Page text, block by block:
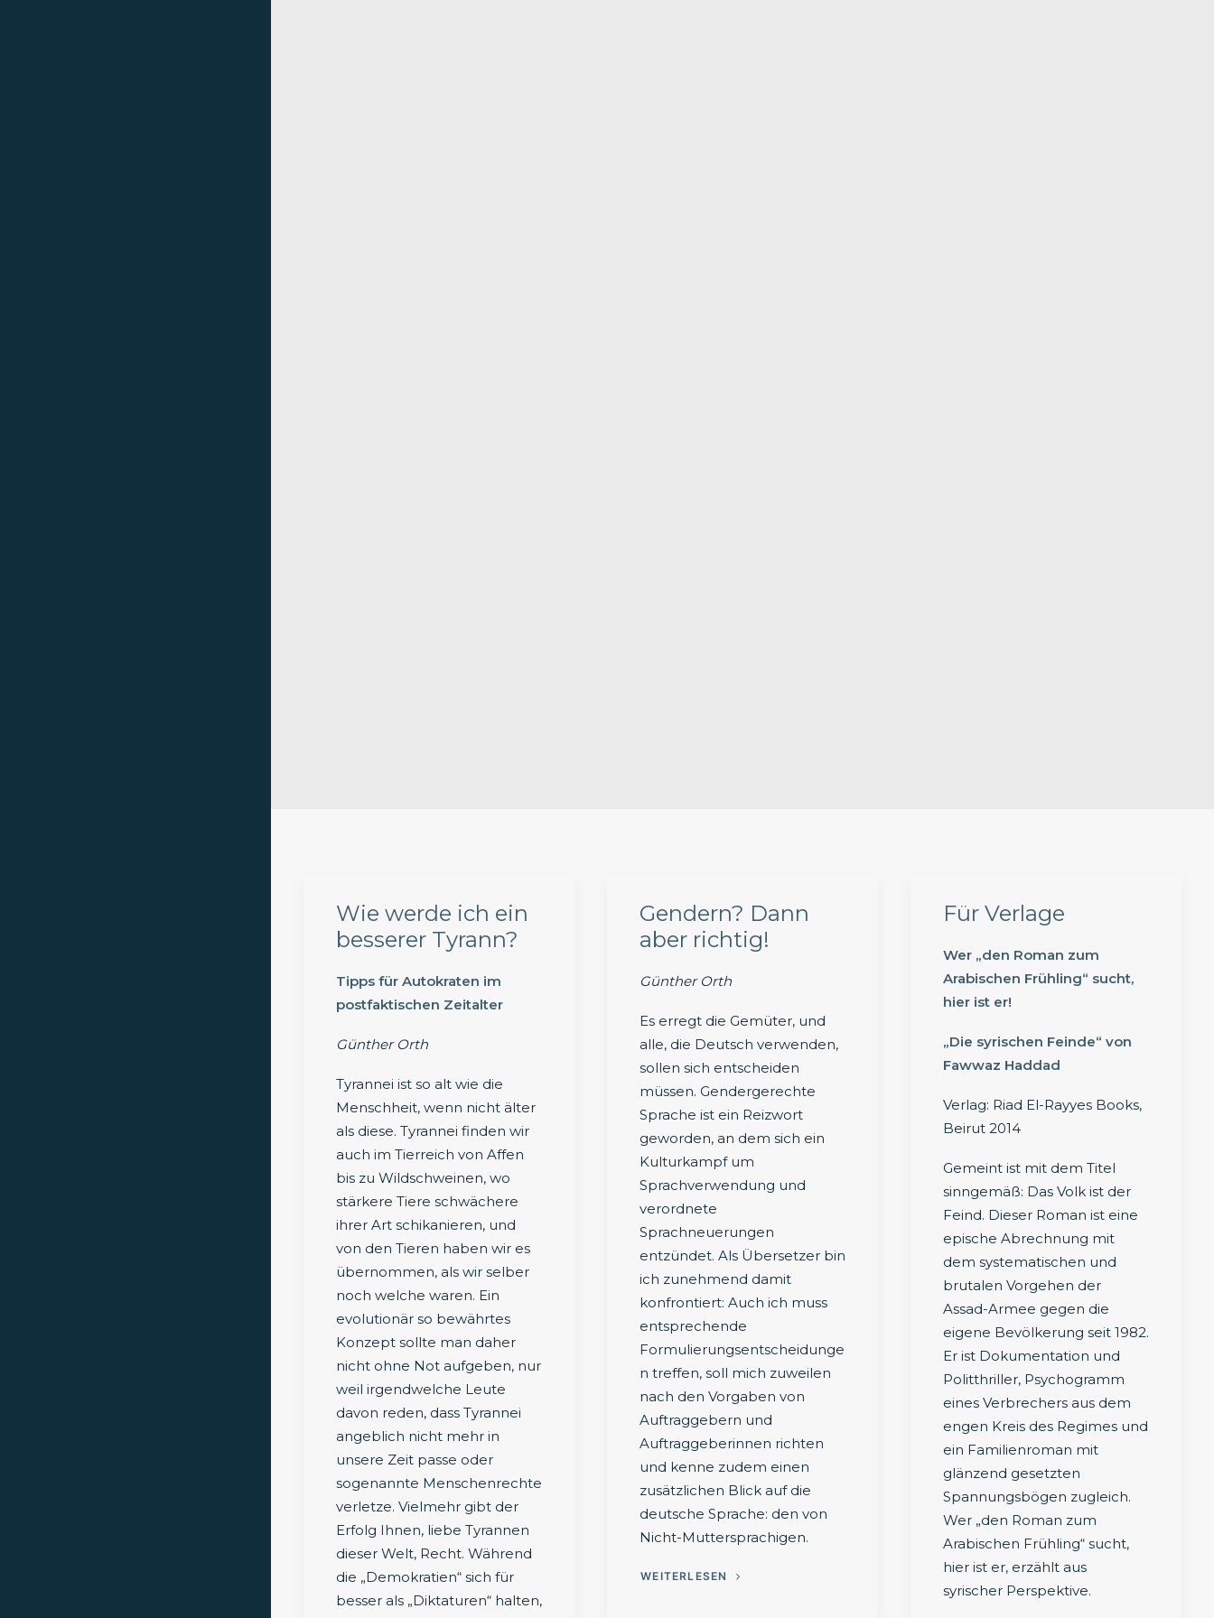
Wie werde ich ein
besserer Tyrann?
Tipps für Autokraten im
postfaktischen Zeitalter
Günther Orth
Tyrannei ist so alt wie die
Menschheit, wenn nicht älter
als diese. Tyrannei finden wir
auch im Tierreich von Affen
bis zu Wildschweinen, wo
stärkere Tiere schwächere
ihrer Art schikanieren, und
von den Tieren haben wir es
übernommen, als wir selber
noch welche waren. Ein
evolutionär so bewährtes
Konzept sollte man daher
nicht ohne Not aufgeben, nur
weil irgendwelche Leute
davon reden, dass Tyrannei
angeblich nicht mehr in
unsere Zeit passe oder
sogenannte Menschenrechte
verletze. Vielmehr gibt der
Erfolg Ihnen, liebe Tyrannen
dieser Welt, Recht. Während
die „Demokratien“ sich für
besser als „Diktaturen“ halten,
Gendern? Dann
aber richtig!
Günther Orth
Es erregt die Gemüter, und
alle, die Deutsch verwenden,
sollen sich entscheiden
müssen. Gendergerechte
Sprache ist ein Reizwort
geworden, an dem sich ein
Kulturkampf um
Sprachverwendung und
verordnete
Sprachneuerungen
entzündet. Als Übersetzer bin
ich zunehmend damit
konfrontiert: Auch ich muss
entsprechende
Formulierungsentscheidunge
n treffen, soll mich zuweilen
nach den Vorgaben von
Auftraggebern und
Auftraggeberinnen richten
und kenne zudem einen
zusätzlichen Blick auf die
deutsche Sprache: den von
Nicht-Muttersprachigen.
WEITERLESEN
Für Verlage
Wer „den Roman zum
Arabischen Frühling“ sucht,
hier ist er!
„Die syrischen Feinde“ von
Fawwaz Haddad
Verlag: Riad El-Rayyes Books,
Beirut 2014
Gemeint ist mit dem Titel
sinngemäß: Das Volk ist der
Feind. Dieser Roman ist eine
epische Abrechnung mit
dem systematischen und
brutalen Vorgehen der
Assad-Armee gegen die
eigene Bevölkerung seit 1982.
Er ist Dokumentation und
Politthriller, Psychogramm
eines Verbrechers aus dem
engen Kreis des Regimes und
ein Familienroman mit
glänzend gesetzten
Spannungsbögen zugleich.
Wer „den Roman zum
Arabischen Frühling“ sucht,
hier ist er, erzählt aus
syrischer Perspektive.